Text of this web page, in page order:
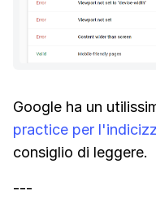
Google ha un
practice per
consiglio di leggere.
---